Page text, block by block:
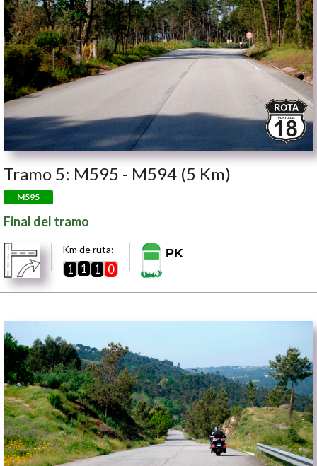
Tramo 5: M595 - M594 (5 Km)
M595
Final del tramo
Km de ruta:
1 1 1 0
PK